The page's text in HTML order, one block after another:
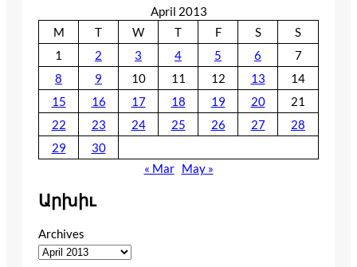
April 2013
M
T W T F S
S
1
2 3 4 5 6
7
8
9 10 11 12 13
14
15
16 17 18 19 20
21
22
23 24 25 26 27
28
29
30
« Mar May »
Արխիւ
Archives